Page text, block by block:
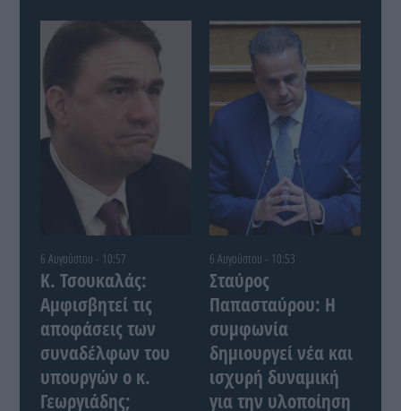
6 Αυγούστου - 10:57
Κ. Τσουκαλάς:
Αμφισβητεί τις
αποφάσεις των
συναδέλφων του
υπουργών ο κ.
Γεωργιάδης;
6 Αυγούστου - 10:53
Σταύρος
Παπασταύρου: Η
συμφωνία
δημιουργεί νέα και
ισχυρή δυναμική
για την υλοποίηση